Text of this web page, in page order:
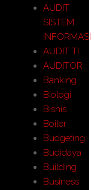
AUDIT
SISTEM
INFORMASI
AUDIT TI
AUDITOR
Banking
Biologi
Bisnis
Boiler
Budgeting
Budidaya
Building
Business